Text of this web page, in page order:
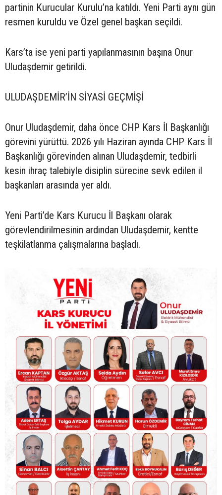
partinin Kurucular Kurulu’na katıldı. Yeni Parti aynı gün
resmen kuruldu ve Özel genel başkan seçildi.
Kars’ta ise yeni parti yapılanmasının başına Onur
Uludaşdemir getirildi.
ULUDAŞDEMİR’İN SİYASİ GEÇMİŞİ
Onur Uludaşdemir, daha önce CHP Kars İl Başkanlığı
görevini yürüttü. 2026 yılı Haziran ayında CHP Kars İl
Başkanlığı görevinden alınan Uludaşdemir, tedbirli
kesin ihraç talebiyle disiplin sürecine sevk edilen il
başkanları arasında yer aldı.
Yeni Parti’de Kars Kurucu İl Başkanı olarak
görevlendirilmesinin ardından Uludaşdemir, kentte
teşkilatlanma çalışmalarına başladı.